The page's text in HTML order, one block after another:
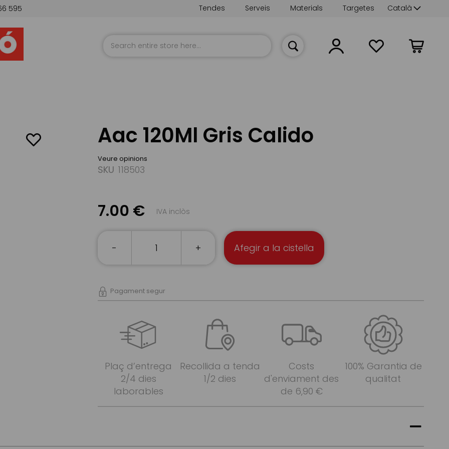
595 Language
Català
Targetes
Materials
Serveis
Tendes
La meva
Aac 120Ml Gris Calido
Veure opinions
SKU 118503
7.00 € IVA inclòs
- + Afegir a la cistella
Pagament segur
Plaç d’entrega
2/4 dies
laborables
Recollida a tenda
1/2 dies
Costs
d'enviament des
de 6,90 €
100% Garantia de
qualitat